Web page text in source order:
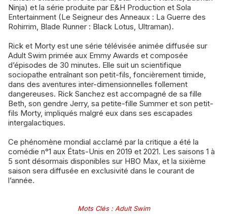
Ninja) et la série produite par E&H Production et Sola
Entertainment (Le Seigneur des Anneaux : La Guerre des
Rohirrim, Blade Runner : Black Lotus, Ultraman).
Rick et Morty est une série télévisée animée diffusée sur
Adult Swim primée aux Emmy Awards et composée
d’épisodes de 30 minutes. Elle suit un scientifique
sociopathe entraînant son petit-fils, foncièrement timide,
dans des aventures inter-dimensionnelles follement
dangereuses. Rick Sanchez est accompagné de sa fille
Beth, son gendre Jerry, sa petite-fille Summer et son petit-
fils Morty, impliqués malgré eux dans ses escapades
intergalactiques.
Ce phénomène mondial acclamé par la critique a été la
comédie n°1 aux États-Unis en 2019 et 2021. Les saisons 1 à
5 sont désormais disponibles sur HBO Max, et la sixième
saison sera diffusée en exclusivité dans le courant de
l’année.
Mots Clés: Adult Swim